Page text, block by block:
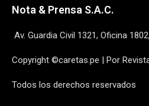
Nota & Prensa S.A.C.
Av. Guardia Civil 1321, Oficina
Copyright ©caretas.pe | Por
Todos los derechos reservados